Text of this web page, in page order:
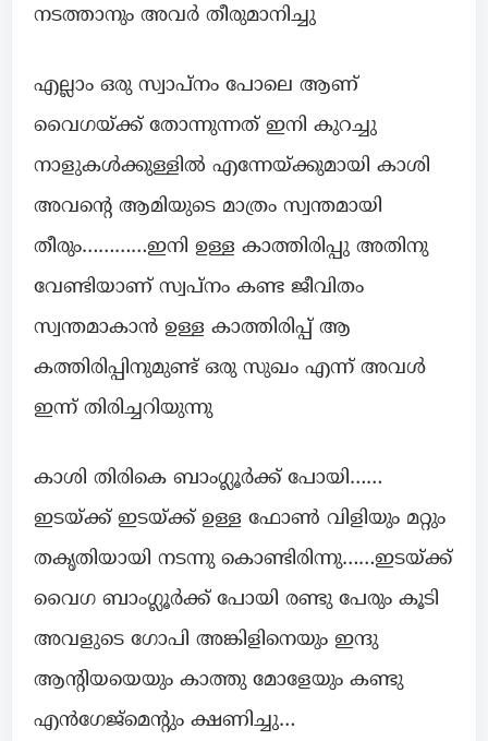
നടത്താനും അവർ തീരുമാനിച്ചു
എല്ലാം ഒരു സ്വാപ്നം പോലെ ആണ്
വൈഗയ്ക്ക് തോന്നുന്നത് ഇനി കുറച്ചു
നാളുകൾക്കുള്ളിൽ എന്നേയ്ക്കുമായി കാശി
അവന്റെ ആമിയുടെ മാത്രം സ്വന്തമായി
തീരും…………ഇനി ഉള്ള കാത്തിരിപ്പു അതിനു
വേണ്ടിയാണ് സ്വപ്നം കണ്ട ജീവിതം
സ്വന്തമാകാൻ ഉള്ള കാത്തിരിപ്പ് ആ
കത്തിരിപ്പിനുമുണ്ട് ഒരു സുഖം എന്ന് അവൾ
ഇന്ന് തിരിച്ചറിയുന്നു
കാശി തിരികെ ബാംഗ്ലൂർക്ക് പോയി……
ഇടയ്ക്ക് ഇടയ്ക്ക് ഉള്ള ഫോൺ വിളിയും മറ്റും
തകൃതിയായി നടന്നു കൊണ്ടിരിന്നു……ഇടയ്ക്ക്
വൈഗ ബാംഗ്ലൂർക്ക് പോയി രണ്ടു പേരും കൂടി
അവളുടെ ഗോപി അങ്കിളിനെയും ഇന്ദു
ആന്റിയയെയും കാത്തു മോളേയും കണ്ടു
എൻഗേജ്മെന്റും ക്ഷണിച്ചു…